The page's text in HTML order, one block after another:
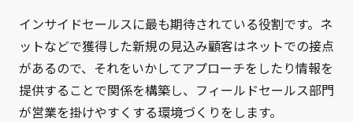
インサイドセールスに最も期待されている役割です。ネ
ットなどで獲得した新規の見込み顧客はネットでの接点
があるので、それをいかしてアプローチをしたり情報を
提供することで関係を構築し、フィールドセールス部門
が営業を掛けやすくする環境づくりをします。